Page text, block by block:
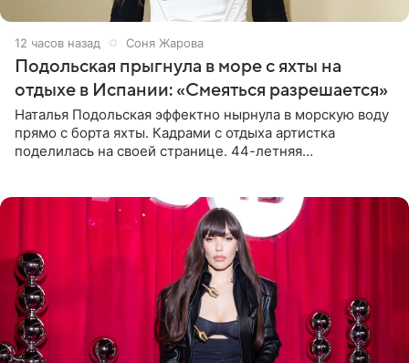
12 часов назад Соня Жарова
Подольская прыгнула в море с яхты на
отдыхе в Испании: «Смеяться разрешается»
Наталья Подольская эффектно нырнула в морскую воду
прямо с борта яхты. Кадрами с отдыха артистка
поделилась на своей странице. 44-летняя